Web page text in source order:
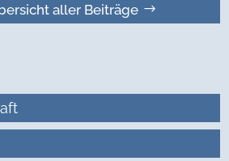
aller Beiträge